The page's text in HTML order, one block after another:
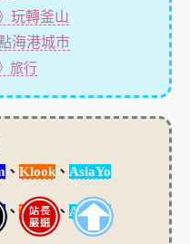
玩轉釜山
海港城市
旅行
、 Klook、 AsiaYo
、 Klook、 AsiaYo